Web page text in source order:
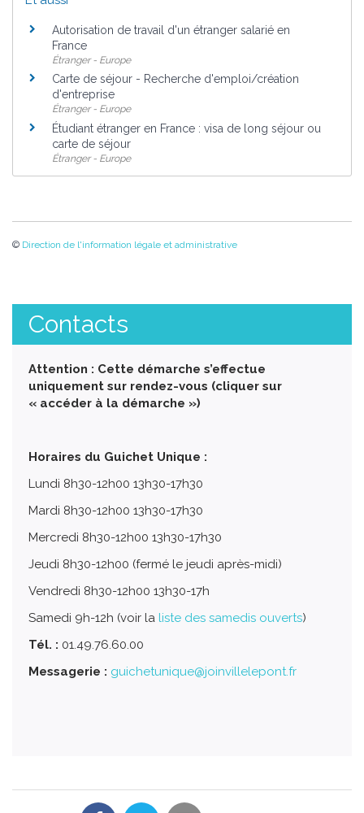
Autorisation de travail d'un étranger salarié en
France
Étranger - Europe
Carte de séjour - Recherche d'emploi/création
d'entreprise
Étranger - Europe
Étudiant étranger en France : visa de long séjour ou
carte de séjour
Étranger - Europe
© Direction de l'information légale et administrative
Contacts
Attention : Cette démarche s’effectue
uniquement sur rendez-vous (cliquer sur
« accéder à la démarche »)
Horaires du Guichet Unique :
Lundi 8h30-12h00 13h30-17h30
Mardi 8h30-12h00 13h30-17h30
Mercredi 8h30-12h00 13h30-17h30
Jeudi 8h30-12h00 (fermé le jeudi après-midi)
Vendredi 8h30-12h00 13h30-17h
Samedi 9h-12h (voir la liste des samedis ouverts)
Tél. : 01.49.76.60.00
Messagerie : guichetunique@joinvillelepont.fr